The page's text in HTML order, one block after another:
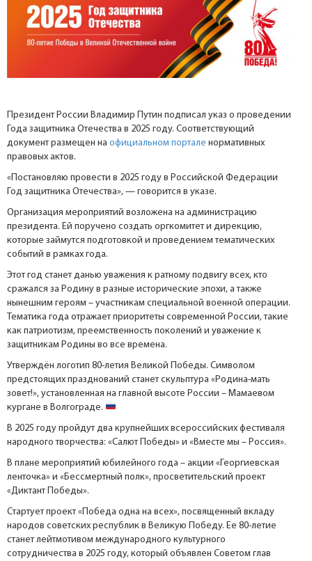
Президент России Владимир Путин подписал указ о проведении
Года защитника Отечества в 2025 году. Соответствующий
документ размещен на официальном портале нормативных
правовых актов.
«Постановляю провести в 2025 году в Российской Федерации
Год защитника Отечества», — говорится в указе.
Организация мероприятий возложена на администрацию
президента. Ей поручено создать оргкомитет и дирекцию,
которые займутся подготовкой и проведением тематических
событий в рамках года.
Этот год станет данью уважения к ратному подвигу всех, кто
сражался за Родину в разные исторические эпохи, а также
нынешним героям – участникам специальной военной операции.
Тематика года отражает приоритеты современной России, такие
как патриотизм, преемственность поколений и уважение к
защитникам Родины во все времена.
Утверждён логотип 80-летия Великой Победы. Символом
предстоящих празднований станет скульптура «Родина-мать
зовет!», установленная на главной высоте России – Мамаевом
кургане в Волгограде.
В 2025 году пройдут два крупнейших всероссийских фестиваля
народного творчества: «Салют Победы» и «Вместе мы – Россия».
В плане мероприятий юбилейного года – акции «Георгиевская
ленточка» и «Бессмертный полк», просветительский проект
«Диктант Победы».
Стартует проект «Победа одна на всех», посвященный вкладу
народов советских республик в Великую Победу. Ее 80-летие
станет лейтмотивом международного культурного
сотрудничества в 2025 году, который объявлен Советом глав